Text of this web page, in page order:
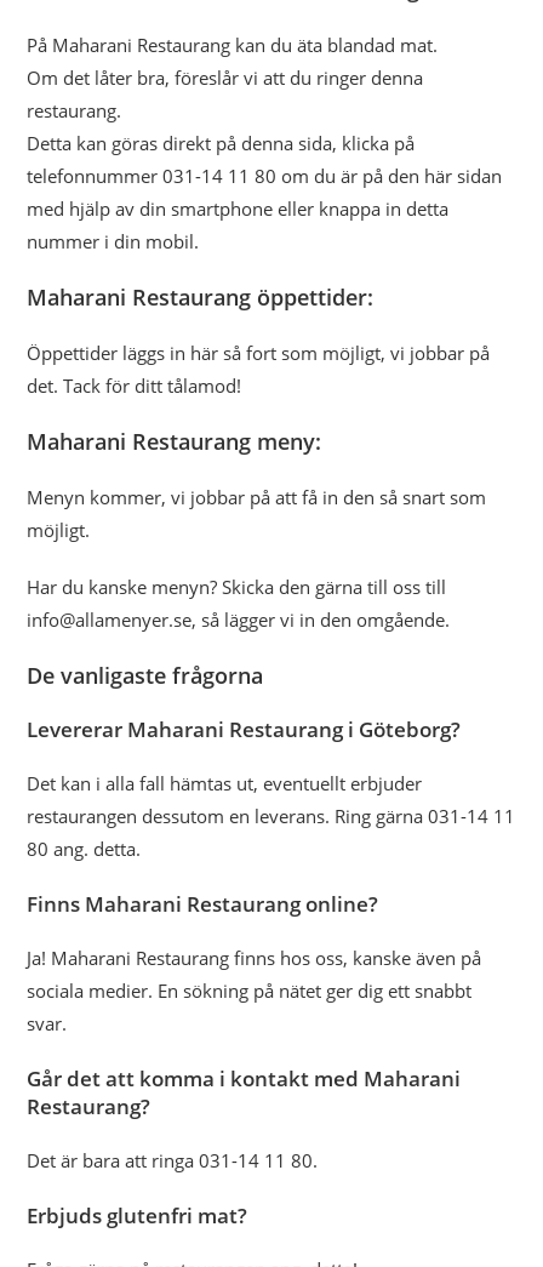
På Maharani Restaurang kan du äta blandad mat.
Om det låter bra, föreslår vi att du ringer denna
restaurang.
Detta kan göras direkt på denna sida, klicka på
telefonnummer 031-14 11 80 om du är på den här sidan
med hjälp av din smartphone eller knappa in detta
nummer i din mobil.
Maharani Restaurang öppettider:
Öppettider läggs in här så fort som möjligt, vi jobbar på
det. Tack för ditt tålamod!
Maharani Restaurang meny:
Menyn kommer, vi jobbar på att få in den så snart som
möjligt.
Har du kanske menyn? Skicka den gärna till oss till
info@allamenyer.se, så lägger vi in den omgående.
De vanligaste frågorna
Levererar Maharani Restaurang i Göteborg?
Det kan i alla fall hämtas ut, eventuellt erbjuder
restaurangen dessutom en leverans. Ring gärna 031-14 11
80 ang. detta.
Finns Maharani Restaurang online?
Ja! Maharani Restaurang finns hos oss, kanske även på
sociala medier. En sökning på nätet ger dig ett snabbt
svar.
Går det att komma i kontakt med Maharani
Restaurang?
Det är bara att ringa 031-14 11 80.
Erbjuds glutenfri mat?